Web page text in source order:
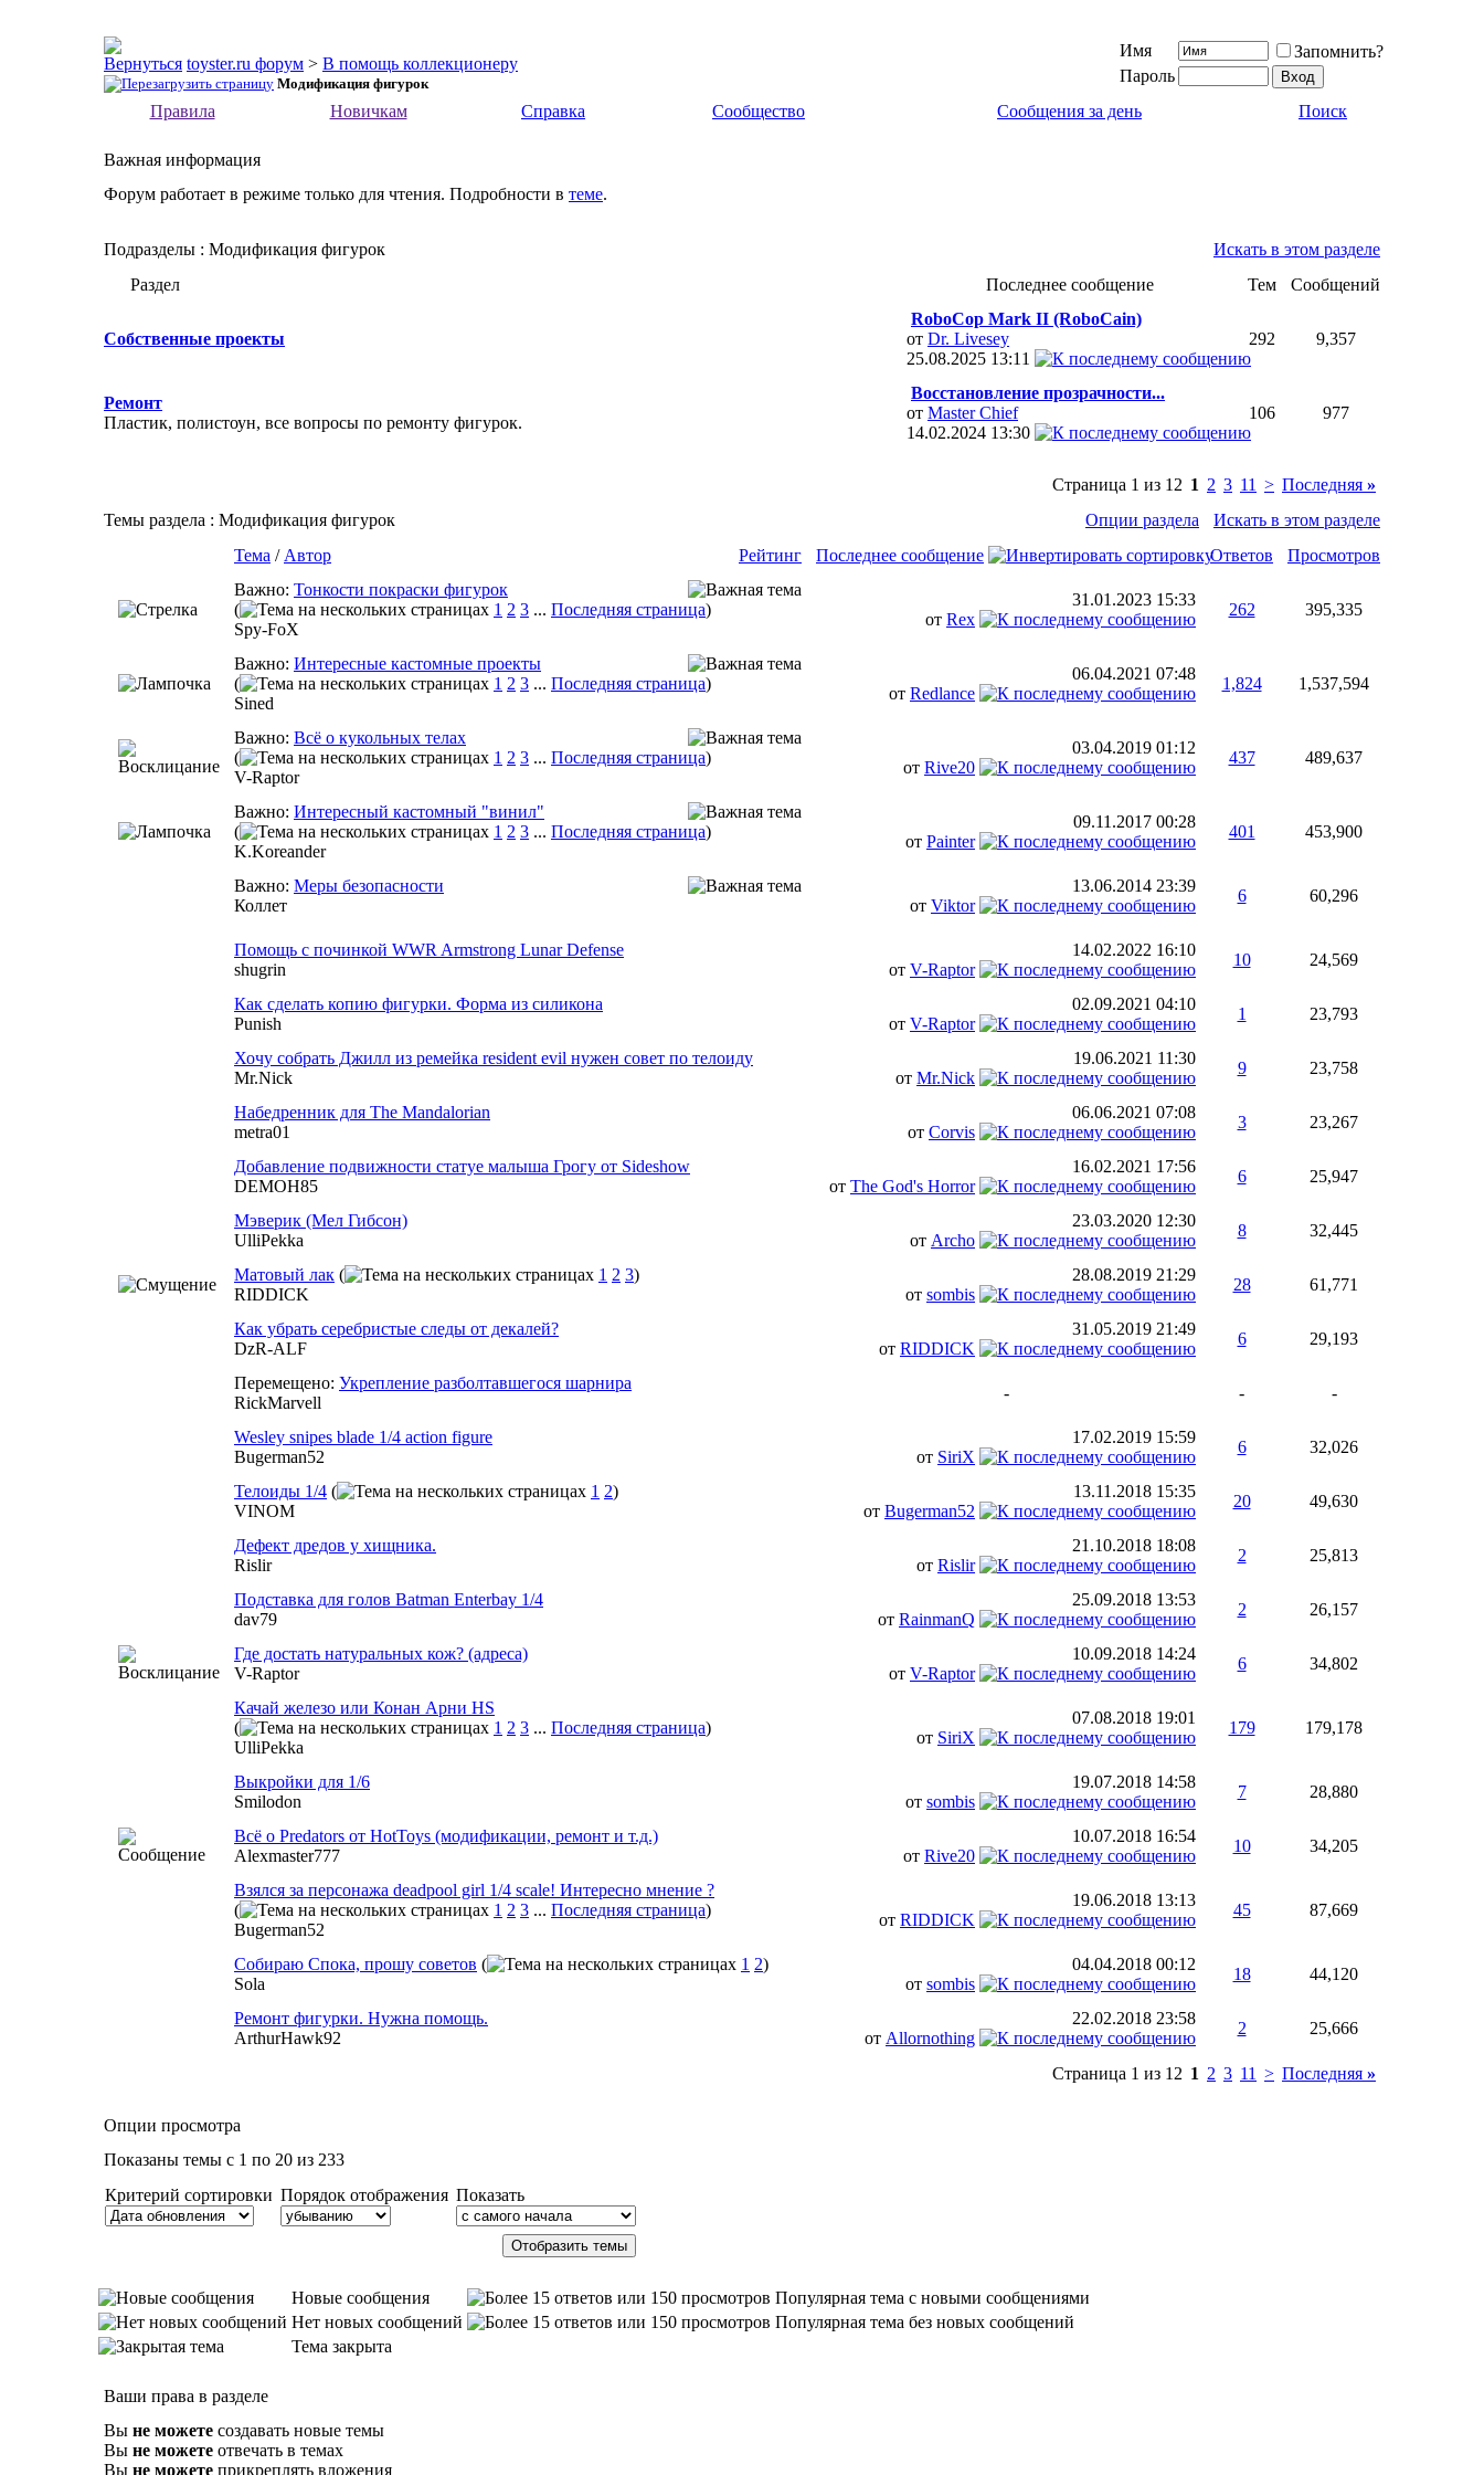
toyster.ru форум > В помощь коллекционеру
Модификация фигурок
Имя
Запомнить?
Пароль
Правила
Новичкам Справка Сообщество Сообщения за день Поиск
Важная информация
Форум работает в режиме только для чтения. Подробности в теме.
Подразделы : Модификация фигурок
Искать в этом разделе
Раздел
Последнее сообщение Тем Сообщений
Собственные проекты
RoboCop Mark II (RoboCain)
от Dr. Livesey
25.08.2025 13:11
292 9,357
Ремонт
Пластик, полистоун, все вопросы по ремонту фигурок.
Восстановление прозрачности...
от Master Chief
14.02.2024 13:30
106 977
Страница 1 из 12 1 2 3 11 > Последняя »
Темы раздела : Модификация фигурок Опции раздела
Искать в этом разделе
Рейтинг
Тема / Автор Последнее сообщение Ответов
Просмотров
Важно: Тонкости покраски фигурок
(
1 2 3 ... Последняя страница)
Spy-FoX
31.01.2023 15:33
от Rex
262 395,335
Важно: Интересные кастомные проекты
(
1 2 3 ... Последняя страница)
Sined
06.04.2021 07:48
от Redlance
1,824 1,537,594
Важно: Всё о кукольных телах
(
1 2 3 ... Последняя страница)
V-Raptor
03.04.2019 01:12
от Rive20
437 489,637
Важно: Интересный кастомный "винил"
(
1 2 3 ... Последняя страница)
K.Koreander
09.11.2017 00:28
от Painter
401 453,900
Важно: Меры безопасности
Коллет
13.06.2014 23:39
от Viktor
6 60,296
Помощь с починкой WWR Armstrong Lunar Defense
shugrin
14.02.2022 16:10
от V-Raptor
10 24,569
Как сделать копию фигурки. Форма из силикона
Punish
02.09.2021 04:10
от V-Raptor
1 23,793
Хочу собрать Джилл из ремейка resident evil нужен совет по телоиду
Mr.Nick
19.06.2021 11:30
от Mr.Nick
9 23,758
Набедренник для The Mandalorian
metra01
06.06.2021 07:08
от Corvis
3 23,267
Добавление подвижности статуе малыша Грогу от Sideshow
DEMOH85
16.02.2021 17:56
от The God's Horror
6 25,947
Мэверик (Мел Гибсон)
UlliPekka
23.03.2020 12:30
от Archo
8 32,445
Матовый лак ( 1 2 3)
RIDDICK
28.08.2019 21:29
от sombis
28 61,771
Как убрать серебристые следы от декалей?
DzR-ALF
31.05.2019 21:49
от RIDDICK
6 29,193
Перемещено: Укрепление разболтавшегося шарнира
RickMarvell
- - -
Wesley snipes blade 1/4 action figure
Bugerman52
17.02.2019 15:59
от SiriX
6 32,026
Телоиды 1/4 ( 1 2)
VINOM
13.11.2018 15:35
от Bugerman52
20 49,630
Дефект дредов у хищника.
Rislir
21.10.2018 18:08
от Rislir
2 25,813
Подставка для голов Batman Enterbay 1/4
dav79
25.09.2018 13:53
от RainmanQ
2 26,157
Где достать натуральных кож? (адреса)
V-Raptor
10.09.2018 14:24
от V-Raptor
6 34,802
Качай железо или Конан Арни HS
(
1 2 3 ... Последняя страница)
UlliPekka
07.08.2018 19:01
от SiriX
179 179,178
Выкройки для 1/6
Smilodon
19.07.2018 14:58
от sombis
7 28,880
Всё о Predators от HotToys (модификации, ремонт и т.д.)
Alexmaster777
10.07.2018 16:54
от Rive20
10 34,205
Взялся за персонажа deadpool girl 1/4 scale! Интересно мнение ?
(
1 2 3 ... Последняя страница)
Bugerman52
19.06.2018 13:13
от RIDDICK
45 87,669
Собираю Спока, прошу советов ( 1 2)
Sola
04.04.2018 00:12
от sombis
18 44,120
Ремонт фигурки. Нужна помощь.
ArthurHawk92
22.02.2018 23:58
от Allornothing
2 25,666
Страница 1 из 12 1 2 3 11 > Последняя »
Опции просмотра
Показаны темы с 1 по 20 из 233
Критерий сортировки Порядок отображения Показать
Новые сообщения
Популярная тема с новыми сообщениями
Нет новых сообщений
Популярная тема без новых сообщений
Тема закрыта
Ваши права в разделе
Вы не можете создавать новые темы
Вы не можете отвечать в темах
Вы не можете прикреплять вложения